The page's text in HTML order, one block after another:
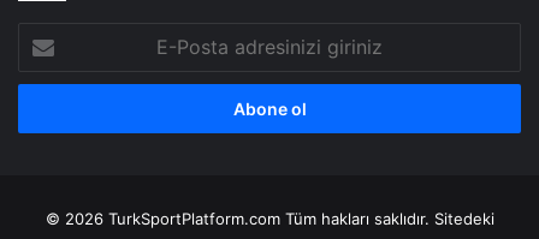
Posta
adresinizi
© 2026 TurkSportPlatform.com Tüm hakları saklıdır. Sitedeki